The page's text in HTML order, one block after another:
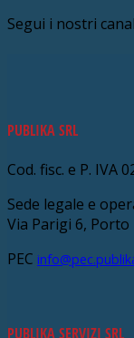
Segui i nostri
PUBLIKA SRL
Cod. fisc. e P. IVA
Sede legale e
Via Parigi 6,
PEC
PUBLIKA SERVIZI SRL